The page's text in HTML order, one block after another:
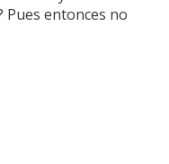
entonces no